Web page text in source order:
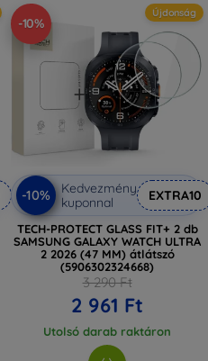
-10%
Újdonság
-10%
Kedvezmény
kuponnal
EXTRA10
TECH-PROTECT GLASS FIT+ 2 db
SAMSUNG GALAXY WATCH ULTRA
2 2026 (47 MM) átlátszó
(5906302324668)
3 290 Ft
2 961 Ft
Utolsó darab raktáron